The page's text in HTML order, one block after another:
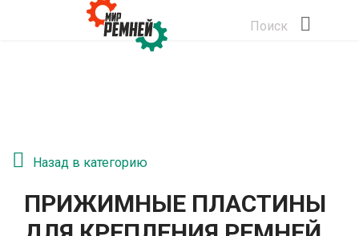
Поиск
Назад в категорию
ПРИЖИМНЫЕ ПЛАСТИНЫ